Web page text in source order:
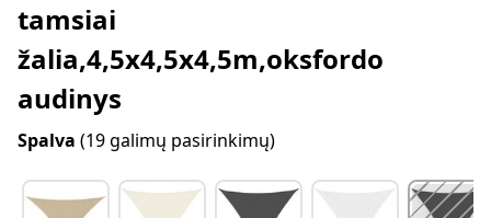
tamsiai
žalia,4,5x4,5x4,5m,oksfordo
audinys
Spalva (19 galimų pasirinkimų)